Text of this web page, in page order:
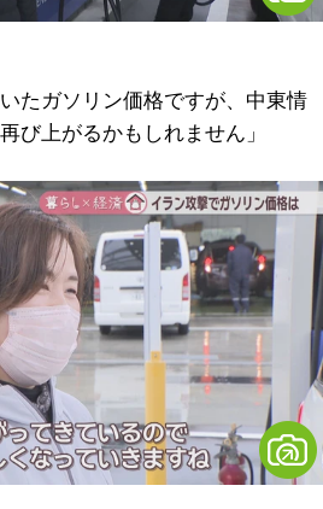
たガソリン価格ですが、中東情
び上がるかもしれません」